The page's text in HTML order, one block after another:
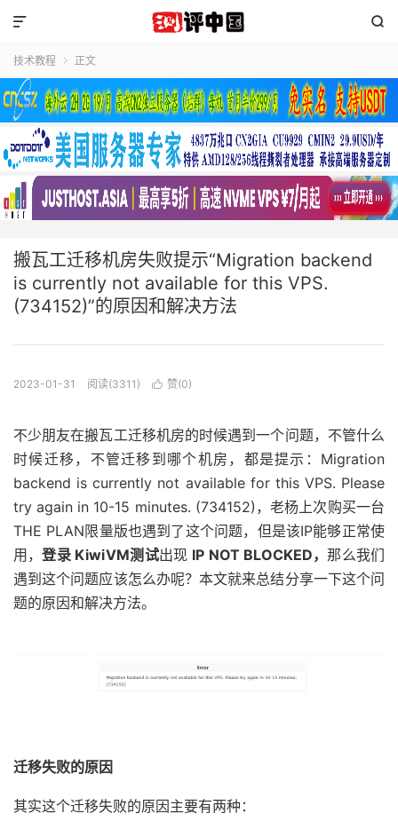


技术教程  正文
搬瓦工迁移机房失败提示“Migration backend
is currently not available for this VPS.
(734152)”的原因和解决方法
2023-01-31 阅读(3311)  赞(0)
不少朋友在搬瓦工迁移机房的时候遇到一个问题，不管什么
时候迁移，不管迁移到哪个机房，都是提示：Migration
backend is currently not available for this VPS. Please
try again in 10-15 minutes. (734152)，老杨上次购买一台
THE PLAN限量版也遇到了这个问题，但是该IP能够正常使
用，登录 KiwiVM测试出现 IP NOT BLOCKED，那么我们
遇到这个问题应该怎么办呢？本文就来总结分享一下这个问
题的原因和解决方法。
迁移失败的原因
其实这个迁移失败的原因主要有两种：